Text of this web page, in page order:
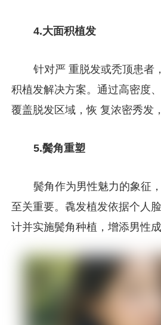
4.大面积植发
针对严 重脱发或秃顶患者
积植发解决方案。通过高密度
覆盖脱发区域，恢 复浓密秀发
5.鬓角重塑
鬓角作为男性魅力的象征
至关重要。毳发植发依据个人
计并实施鬓角种植，增添男性成